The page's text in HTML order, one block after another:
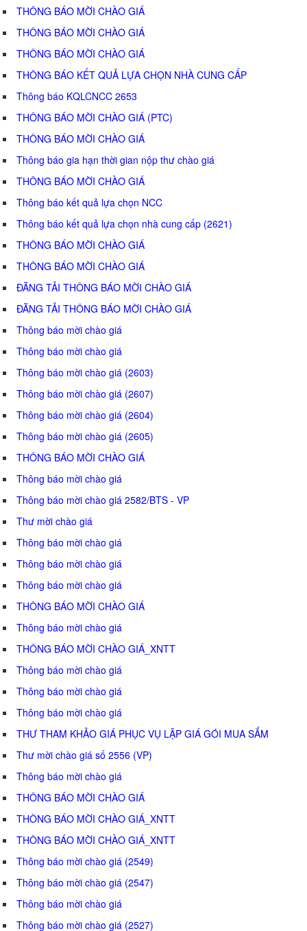
THÔNG BÁO MỜI CHÀO GIÁ
THÔNG BÁO MỜI CHÀO GIÁ
THÔNG BÁO MỜI CHÀO GIÁ
THÔNG BÁO KẾT QUẢ LỰA CHỌN NHÀ CUNG CẤP
Thông báo KQLCNCC 2653
THÔNG BÁO MỜI CHÀO GIÁ (PTC)
THÔNG BÁO MỜI CHÀO GIÁ
Thông báo gia hạn thời gian nộp thư chào giá
THÔNG BÁO MỜI CHÀO GIÁ
Thông báo kết quả lựa chọn NCC
Thông báo kết quả lựa chọn nhà cung cấp (2621)
THÔNG BÁO MỜI CHÀO GIÁ
THÔNG BÁO MỜI CHÀO GIÁ
ĐĂNG TẢI THÔNG BÁO MỜI CHÀO GIÁ
ĐĂNG TẢI THÔNG BÁO MỜI CHÀO GIÁ
Thông báo mời chào giá
Thông báo mời chào giá
Thông báo mời chào giá (2603)
Thông báo mời chào giá (2607)
Thông báo mời chào giá (2604)
Thông báo mời chào giá (2605)
THÔNG BÁO MỜI CHÀO GIÁ
Thông báo mời chào giá
Thông báo mời chào giá 2582/BTS - VP
Thư mời chào giá
Thông báo mời chào giá
Thông báo mời chào giá
Thông báo mời chào giá
THÔNG BÁO MỜI CHÀO GIÁ
Thông báo mời chào giá
THÔNG BÁO MỜI CHÀO GIÁ_XNTT
Thông báo mời chào giá
Thông báo mời chào giá
Thông báo mời chào giá
THƯ THAM KHẢO GIÁ PHỤC VỤ LẬP GIÁ GÓI MUA SẮM
Thư mời chào giá số 2556 (VP)
Thông báo mời chào giá
THÔNG BÁO MỜI CHÀO GIÁ
THÔNG BÁO MỜI CHÀO GIÁ_XNTT
THÔNG BÁO MỜI CHÀO GIÁ_XNTT
Thông báo mời chào giá (2549)
Thông báo mời chào giá (2547)
Thông báo mời chào giá
Thông báo mời chào giá (2527)